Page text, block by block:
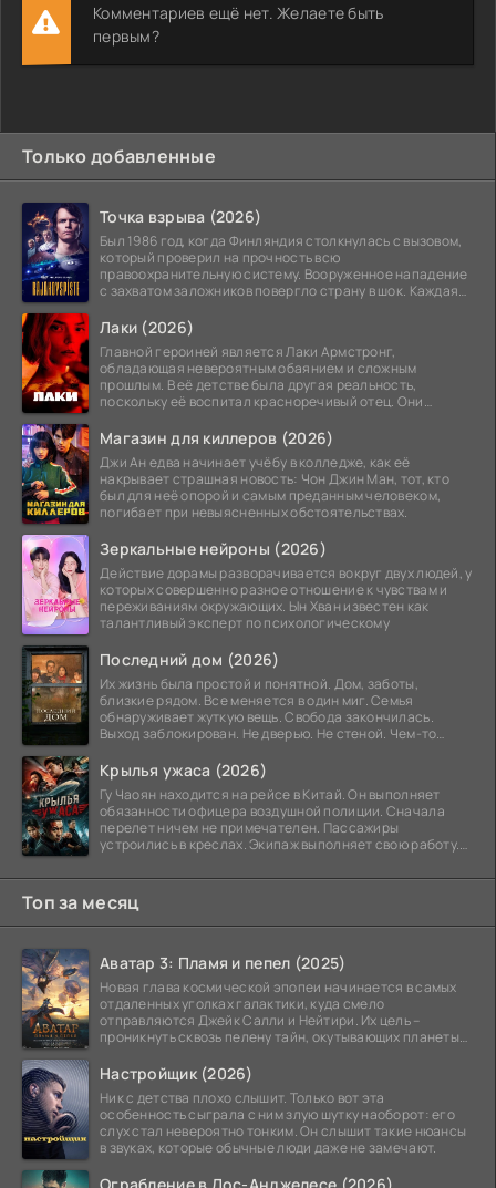
Комментариев ещё нет. Желаете быть
первым?
Только добавленные
Точка взрыва (2026)
Был 1986 год, когда Финляндия столкнулась с вызовом,
который проверил на прочность всю
правоохранительную систему. Вооруженное нападение
с захватом заложников повергло страну в шок. Каждая
Лаки (2026)
Главной героиней является Лаки Армстронг,
обладающая невероятным обаянием и сложным
прошлым. В её детстве была другая реальность,
поскольку её воспитал красноречивый отец. Они
Магазин для киллеров (2026)
Джи Ан едва начинает учёбу в колледже, как её
накрывает страшная новость: Чон Джин Ман, тот, кто
был для неё опорой и самым преданным человеком,
погибает при невыясненных обстоятельствах.
Зеркальные нейроны (2026)
Действие дорамы разворачивается вокруг двух людей, у
которых совершенно разное отношение к чувствам и
переживаниям окружающих. Ын Хван известен как
талантливый эксперт по психологическому
Последний дом (2026)
Их жизнь была простой и понятной. Дом, заботы,
близкие рядом. Все меняется в один миг. Семья
обнаруживает жуткую вещь. Свобода закончилась.
Выход заблокирован. Не дверью. Не стеной. Чем-то
Крылья ужаса (2026)
Гу Чаоян находится на рейсе в Китай. Он выполняет
обязанности офицера воздушной полиции. Сначала
перелет ничем не примечателен. Пассажиры
устроились в креслах. Экипаж выполняет свою работу.
Топ за месяц
Аватар 3: Пламя и пепел (2025)
Новая глава космической эпопеи начинается в самых
отдаленных уголках галактики, куда смело
отправляются Джейк Салли и Нейтири. Их цель –
проникнуть сквозь пелену тайн, окутывающих планеты
Настройщик (2026)
Ник с детства плохо слышит. Только вот эта
особенность сыграла с ним злую шутку наоборот: его
слух стал невероятно тонким. Он слышит такие нюансы
в звуках, которые обычные люди даже не замечают.